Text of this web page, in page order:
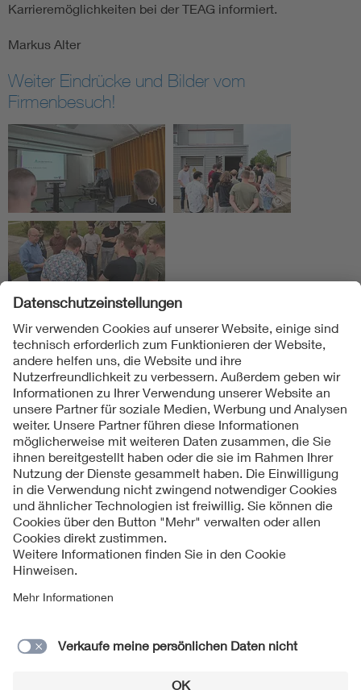
Karrieremöglichkeiten bei der TEAG informiert.
Markus Alter
Weiter Eindrücke und Bilder vom
Firmenbesuch!
Folgen Sie uns
Datenschutzinformationen